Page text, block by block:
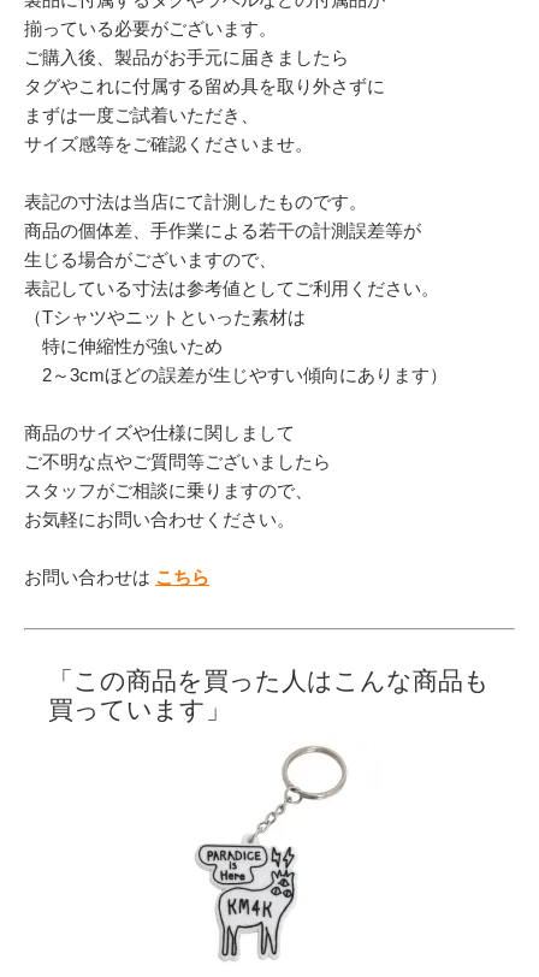
揃っている必要がございます。
ご購入後、製品がお手元に届きましたら
タグやこれに付属する留め具を取り外さずに
まずは一度ご試着いただき、
サイズ感等をご確認くださいませ。
表記の寸法は当店にて計測したものです。
商品の個体差、手作業による若干の計測誤差等が
生じる場合がございますので、
表記している寸法は参考値としてご利用ください。
（Tシャツやニットといった素材は
特に伸縮性が強いため
2～3cmほどの誤差が生じやすい傾向にあります）
商品のサイズや仕様に関しまして
ご不明な点やご質問等ございましたら
スタッフがご相談に乗りますので、
お気軽にお問い合わせください。
お問い合わせは こちら
「この商品を買った人はこんな商品も
買っています」